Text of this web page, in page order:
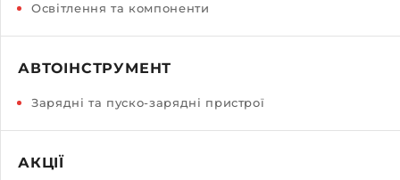
Освітлення та компоненти
АВТОІНСТРУМЕНТ
Зарядні та пуско-зарядні пристрої
АКЦІЇ